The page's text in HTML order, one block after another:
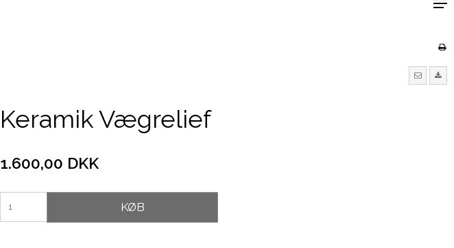
Keramik Vægrelief
1.600,00 DKK
KØB